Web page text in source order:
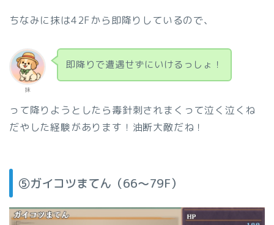
ちなみに抹は42Fから即降りしているので、
抹
即降りで遭遇せずにいけるっしょ！
って降りようとしたら毒針刺されまくって泣く泣くね
だやした経験があります！油断大敵だね！
⑤ガイコツまてん（66〜79F）